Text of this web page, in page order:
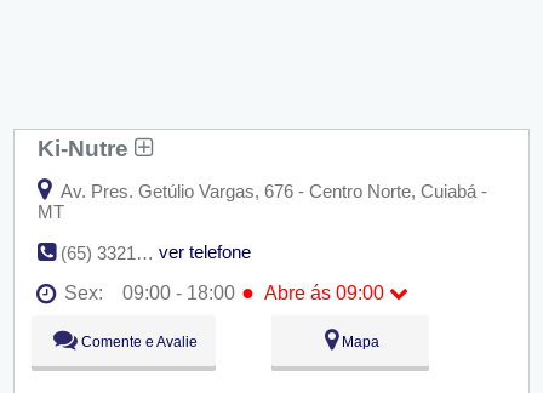
Ki-Nutre
Av. Pres. Getúlio Vargas, 676 - Centro Norte, Cuiabá -
MT
(65) 3321-3540
ver telefone
Sex:
09:00 - 18:00 ● Abre ás 09:00
Seg:
Ter:
09:00 - 18:00
Qua:
09:00 - 18:00
Comente e Avalie Mapa